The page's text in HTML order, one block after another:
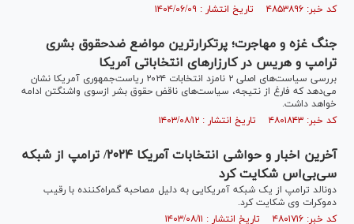
کد خبر: ۴۸۵۳۸۹۶ تاریخ انتشار : ۱۴۰۴/۰۶/۰۹
جنگ غزه و مهاجرت؛ پرتکرارترین مواضع ضدحقوق بشری
ترامپ و هریس در کارزار‌های انتخاباتی آمریکا
بررسی سیاست‌های اصلی ۲ نامزد انتخابات ۲۰۲۴ ریاست‌جمهوری آمریکا نشان
می‌دهد که فارغ از نتیجه، سیاست‌های ناقض حقوق بشر ازسوی واشنگتن ادامه
خواهد داشت.
کد خبر: ۴۸۰۱۸۴۳ تاریخ انتشار : ۱۴۰۳/۰۸/۱۲
آخرین اخبار و حواشی انتخابات آمریکا ۲۰۲۴/ ترامپ از شبکه
سی‌بی‌اس شکایت کرد
دونالد ترامپ از یک شبکه آمریکایی به دلیل مصاحبه گمراه‌کننده با رقیب
دموکرات وی شکایت کرد.
کد خبر: ۴۸۰۱۷۱۶ تاریخ انتشار : ۱۴۰۳/۰۸/۱۱